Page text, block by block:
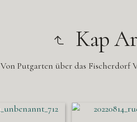
Kap
Von Putgarten über das